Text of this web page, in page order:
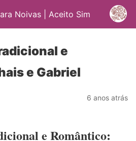
Noivas | Aceito Sim
e
e Gabriel
6 anos atrás
e Romântico: